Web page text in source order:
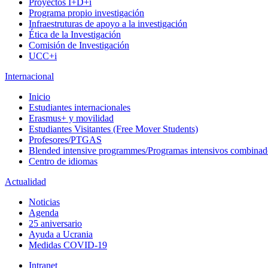
Proyectos I+D+i
Programa propio investigación
Infraestruturas de apoyo a la investigación
Ética de la Investigación
Comisión de Investigación
UCC+i
Internacional
Inicio
Estudiantes internacionales
Erasmus+ y movilidad
Estudiantes Visitantes (Free Mover Students)
Profesores/PTGAS
Blended intensive programmes/Programas intensivos
Centro de idiomas
Actualidad
Noticias
Agenda
25 aniversario
Ayuda a Ucrania
Medidas COVID-19
Intranet